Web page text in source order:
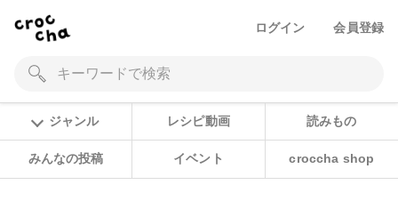
ログイン 会員登録
ジャンル レシピ動画 読みもの
みんなの投稿 イベント croccha shop